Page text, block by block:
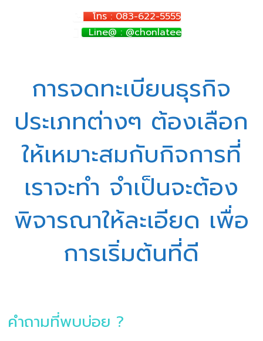
โทร : 083-622-5555
Line@ : @chonlatee
การจดทะเบียนธุรกิจ
ประเภทต่างๆ ต้องเลือก
ให้เหมาะสมกับกิจการที่
เราจะทำ จำเป็นจะต้อง
พิจารณาให้ละเอียด เพื่อ
การเริ่มต้นที่ดี
คำถามที่พบบ่อย ?